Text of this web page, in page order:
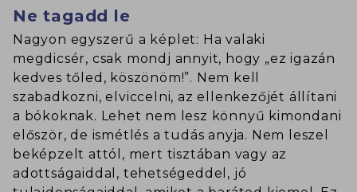
Ne tagadd le
Nagyon egyszerű a képlet: Ha valaki
megdicsér, csak mondj annyit, hogy „ez igazán
kedves tőled, köszönöm!”. Nem kell
szabadkozni, elviccelni, az ellenkezőjét állítani
a bókoknak. Lehet nem lesz könnyű kimondani
először, de ismétlés a tudás anyja. Nem leszel
beképzelt attól, mert tisztában vagy az
adottságaiddal, tehetségeddel, jó